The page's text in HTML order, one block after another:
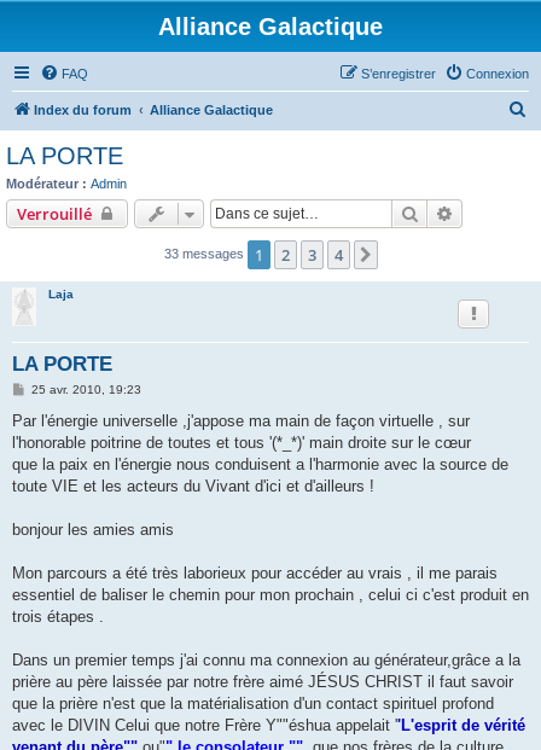
Alliance Galactique
FAQ Connexion
S’enregistrer
Index du forum Alliance Galactique
c
e
LA PORTE
Modérateur : Admin
Verrouillé Rechercher
33 messages 1 2 3 4
Laja
LA PORTE
M
s
a
g
25 avr. 2010, 19:23
Par l'énergie universelle ,j'appose ma main de façon virtuelle , sur
l'honorable poitrine de toutes et tous '(*_*)' main droite sur le cœur
que la paix en l'énergie nous conduisent a l'harmonie avec la source de
toute VIE et les acteurs du Vivant d'ici et d'ailleurs !
bonjour les amies amis
Mon parcours a été très laborieux pour accéder au vrais , il me parais
essentiel de baliser le chemin pour mon prochain , celui ci c'est produit en
trois étapes .
Dans un premier temps j'ai connu ma connexion au générateur,grâce a la
prière au père laissée par notre frère aimé JÉSUS CHRIST il faut savoir
que la prière n'est que la matérialisation d'un contact spirituel profond
avec le DIVIN Celui que notre Frère Y""éshua appelait ''L'esprit de vérité